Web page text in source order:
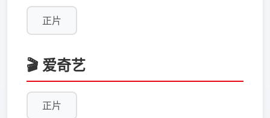
正片
🎬 爱奇艺
正片